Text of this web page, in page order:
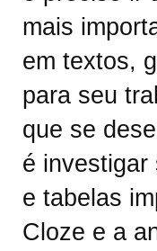
mais
em textos,
para seu
que se
é investigar
e tabelas
Cloze e a